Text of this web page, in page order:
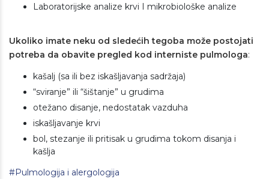
Laboratorijske analize krvi I mikrobiološke analize
Ukoliko imate neku od sledećih tegoba može postojati
potreba da obavite pregled kod interniste pulmologa:
kašalj (sa ili bez iskašljavanja sadržaja)
“sviranje” ili “šištanje” u grudima
otežano disanje, nedostatak vazduha
iskašljavanje krvi
bol, stezanje ili pritisak u grudima tokom disanja i
kašlja
#Pulmologija i alergologija